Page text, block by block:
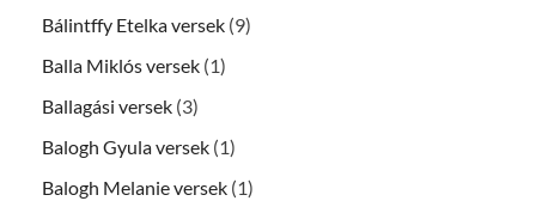
Bálintffy Etelka versek (9)
Balla Miklós versek (1)
Ballagási versek (3)
Balogh Gyula versek (1)
Balogh Melanie versek (1)